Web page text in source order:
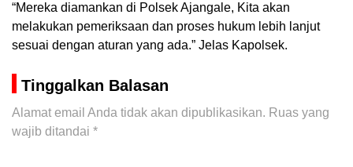
“Mereka diamankan di Polsek Ajangale, Kita akan
melakukan pemeriksaan dan proses hukum lebih lanjut
sesuai dengan aturan yang ada.” Jelas Kapolsek.
Tinggalkan Balasan
Alamat email Anda tidak akan dipublikasikan. Ruas yang
wajib ditandai *